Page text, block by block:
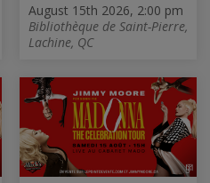
August 15th 2026, 2:00 pm
Bibliothèque de Saint-Pierre,
Lachine, QC